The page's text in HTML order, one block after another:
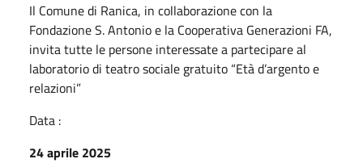
Il Comune di Ranica, in collaborazione con la
Fondazione S. Antonio e la Cooperativa Generazioni FA,
invita tutte le persone interessate a partecipare al
laboratorio di teatro sociale gratuito “Età d’argento e
relazioni”
Data :
24 aprile 2025